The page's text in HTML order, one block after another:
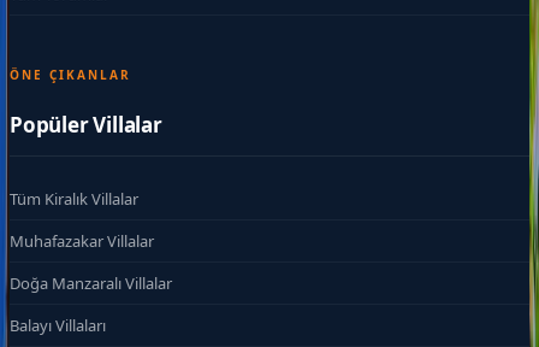
ÖNE ÇIKANLAR
Popüler Villalar
Tüm Kiralık Villalar
Muhafazakar Villalar
Doğa Manzaralı Villalar
Balayı Villaları